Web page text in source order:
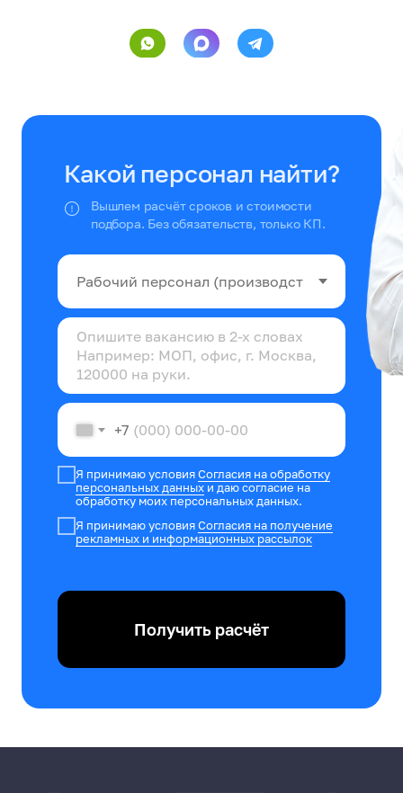
Какой персонал найти?
Вышлем расчёт сроков и стоимости
подбора. Без обязательств, только КП.
+7
Я принимаю условияСогласия на обработку
персональных данных и даю согласие на
обработку моих персональных данных.
Я принимаю условияСогласия на получение
рекламных и информационных рассылок
Получить расчёт